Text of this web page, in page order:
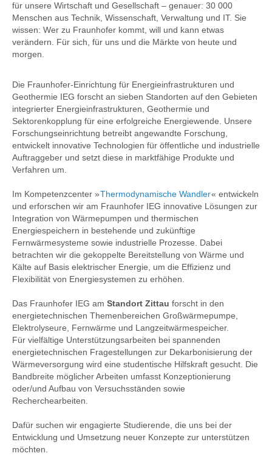
für unsere Wirtschaft und Gesellschaft – genauer: 30 000
Menschen aus Technik, Wissenschaft, Verwaltung und IT. Sie
wissen: Wer zu Fraunhofer kommt, will und kann etwas
verändern. Für sich, für uns und die Märkte von heute und
morgen.
Die Fraunhofer-Einrichtung für Energieinfrastrukturen und
Geothermie IEG forscht an sieben Standorten auf den Gebieten
integrierter Energieinfrastrukturen, Geothermie und
Sektorenkopplung für eine erfolgreiche Energiewende. Unsere
Forschungseinrichtung betreibt angewandte Forschung,
entwickelt innovative Technologien für öffentliche und industrielle
Auftraggeber und setzt diese in marktfähige Produkte und
Verfahren um.
Im Kompetenzcenter »Thermodynamische Wandler« entwickeln
und erforschen wir am Fraunhofer IEG innovative Lösungen zur
Integration von Wärmepumpen und thermischen
Energiespeichern in bestehende und zukünftige
Fernwärmesysteme sowie industrielle Prozesse. Dabei
betrachten wir die gekoppelte Bereitstellung von Wärme und
Kälte auf Basis elektrischer Energie, um die Effizienz und
Flexibilität von Energiesystemen zu erhöhen.
Das Fraunhofer IEG am Standort Zittau forscht in den
energietechnischen Themenbereichen Großwärmepumpe,
Elektrolyseure, Fernwärme und Langzeitwärmespeicher.
Für vielfältige Unterstützungsarbeiten bei spannenden
energietechnischen Fragestellungen zur Dekarbonisierung der
Wärmeversorgung wird eine studentische Hilfskraft gesucht. Die
Bandbreite möglicher Arbeiten umfasst Konzeptionierung
oder/und Aufbau von Versuchsständen sowie
Recherchearbeiten.
Dafür suchen wir engagierte Studierende, die uns bei der
Entwicklung und Umsetzung neuer Konzepte zur unterstützen
möchten.